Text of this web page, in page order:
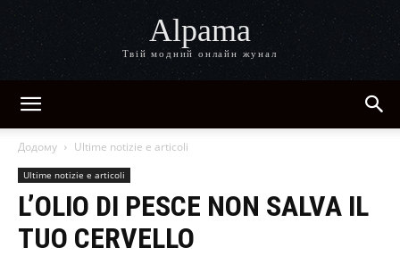
Alpama
Твій модний онлайн жунал
Додому Ultime notizie e articoli
Ultime notizie e articoli
L’OLIO DI PESCE NON SALVA IL
TUO CERVELLO